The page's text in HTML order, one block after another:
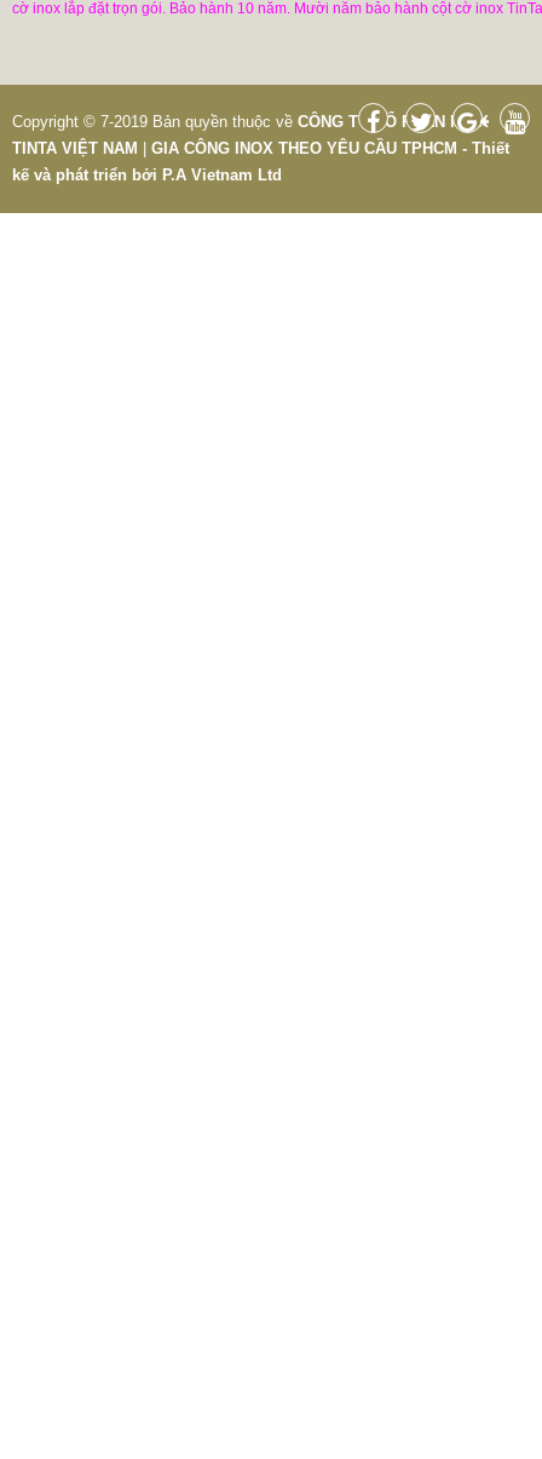
cờ inox lắp đặt trọn gói. Bảo hành 10 năm. Mười năm bảo hành cột cờ inox
Copyright © 7-2019 Bản quyền thuộc về CÔNG TY CỔ PHẦN INOX
TINTA VIỆT NAM
GIA CÔNG INOX THEO YÊU CẦU TPHCM - Thiết
kế và phát triển bởi P.A Vietnam Ltd